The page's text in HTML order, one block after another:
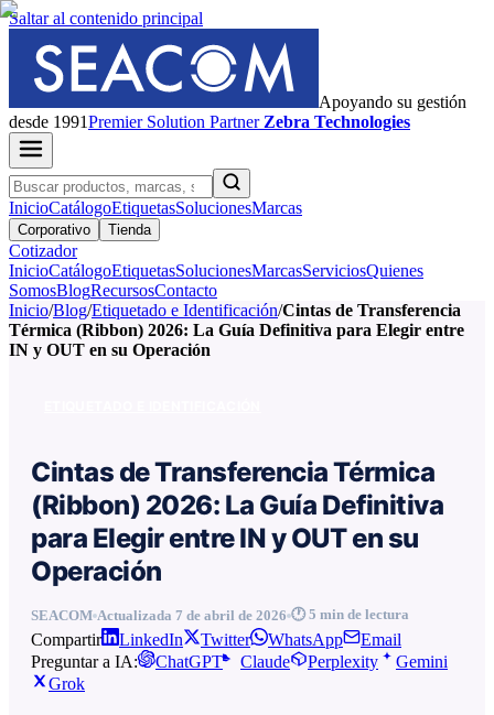
Saltar al contenido principal
Apoyando su gestión
desde 1991PremierSolution Partner Zebra Technologies
InicioCatálogoEtiquetasSolucionesMarcas
Corporativo Tienda
Cotizador
InicioCatálogoEtiquetasSolucionesMarcasServiciosQuienes
SomosBlogRecursosContacto
Inicio/Blog/Etiquetado e Identificación/Cintas de Transferencia
Térmica (Ribbon) 2026: La Guía Definitiva para Elegir entre
IN y OUT en su Operación
Cintas de Transferencia Térmica
(Ribbon) 2026: La Guía Definitiva
para Elegir entre IN y OUT en su
Operación
SEACOM Actualizada 7 de abril de 2026 🕐 5 min de lectura
Compartir LinkedIn Twitter WhatsApp
Email
Preguntar a IA:
ChatGPT Claude Perplexity
Gemini
Grok